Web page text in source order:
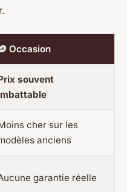
Occasion
souvent
cher sur les
anciens
garantie réelle